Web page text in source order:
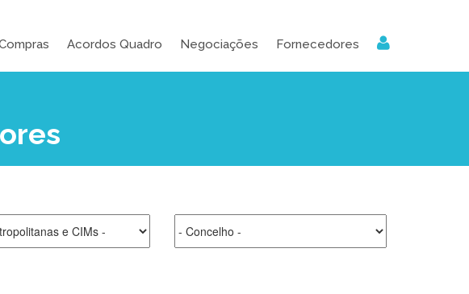
Acordos Quadro Negociações Fornecedores